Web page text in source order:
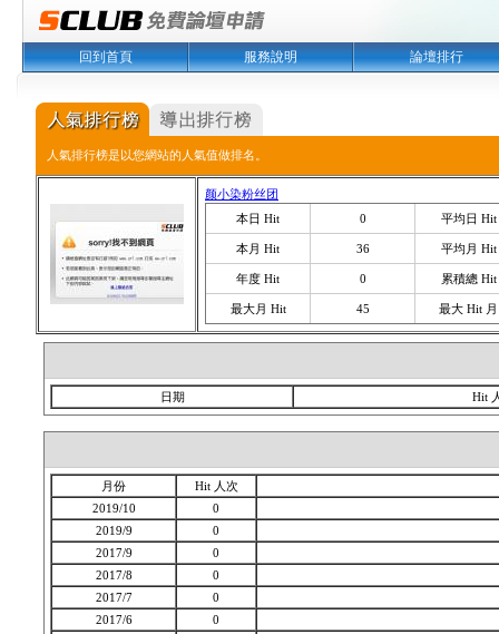
回到首頁 服務說明 論壇排行
人氣排行榜是以您網站的人氣值做排名。
颜小染粉丝团
本日 Hit
0 平均日 Hit
本月 Hit 36 平均月 Hit
年度 Hit 0 累積總 Hit
最大月 Hit 45 最大 Hit 月
日期 Hit
月份
Hit 人次
2019/10
0
2019/9
0
2017/9
0
2017/8
0
2017/7
0
2017/6
0